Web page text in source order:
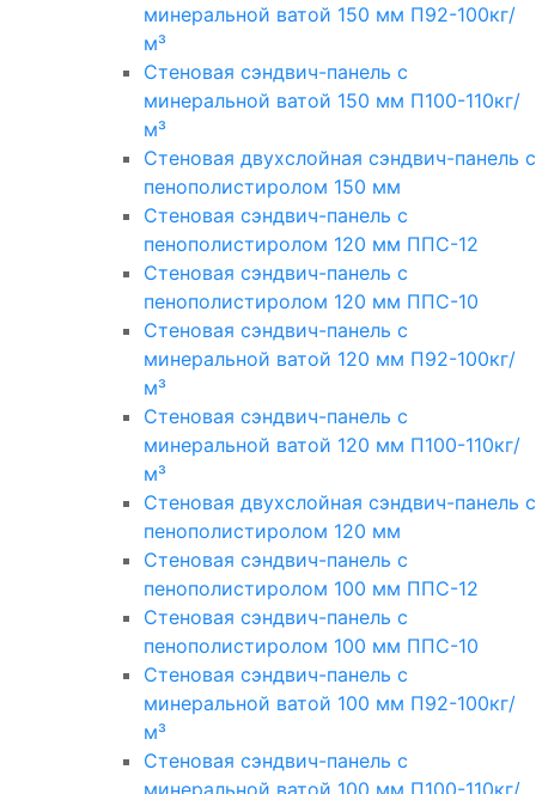
минеральной ватой 150 мм П92-100кг/
м³
Стеновая сэндвич-панель с
минеральной ватой 150 мм П100-110кг/
м³
Стеновая двухслойная сэндвич-панель с
пенополистиролом 150 мм
Стеновая сэндвич-панель с
пенополистиролом 120 мм ППС-12
Стеновая сэндвич-панель с
пенополистиролом 120 мм ППС-10
Стеновая сэндвич-панель с
минеральной ватой 120 мм П92-100кг/
м³
Стеновая сэндвич-панель с
минеральной ватой 120 мм П100-110кг/
м³
Стеновая двухслойная сэндвич-панель с
пенополистиролом 120 мм
Стеновая сэндвич-панель с
пенополистиролом 100 мм ППС-12
Стеновая сэндвич-панель с
пенополистиролом 100 мм ППС-10
Стеновая сэндвич-панель с
минеральной ватой 100 мм П92-100кг/
м³
Стеновая сэндвич-панель с
минеральной ватой 100 мм П100-110кг/